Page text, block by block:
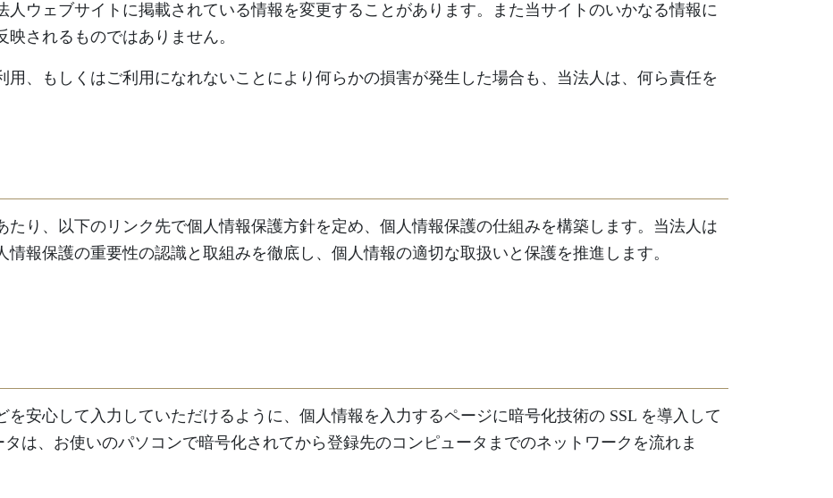
人ウェブサイトに掲載されている情報を変更することがあります。また当サイトのいかなる情報に
されるものではありません。
、もしくはご利用になれないことにより何らかの損害が発生した場合も、当法人は、何ら責任を
たり、以下のリンク先で個人情報保護方針を定め、個人情報保護の仕組みを構築します。当法人は
報保護の重要性の認識と取組みを徹底し、個人情報の適切な取扱いと保護を推進します。
安心して入力していただけるように、個人情報を入力するページに暗号化技術の SSL を導入して
は、お使いのパソコンで暗号化されてから登録先のコンピュータまでのネットワークを流れま